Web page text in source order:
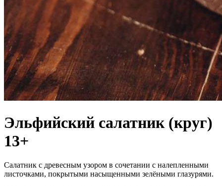
Эльфийский салатник (круг)
13+
Салатник с древесным узором в сочетании с налепленными
листочками, покрытыми насыщенными зелёными глазурями.